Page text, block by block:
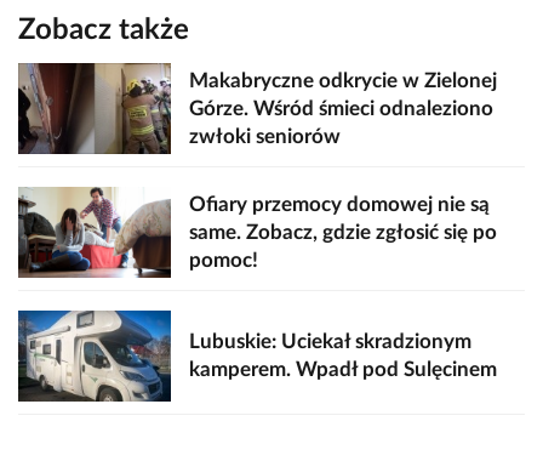
Zobacz także
Makabryczne odkrycie w Zielonej
Górze. Wśród śmieci odnaleziono
zwłoki seniorów
Ofiary przemocy domowej nie są
same. Zobacz, gdzie zgłosić się po
pomoc!
Lubuskie: Uciekał skradzionym
kamperem. Wpadł pod Sulęcinem